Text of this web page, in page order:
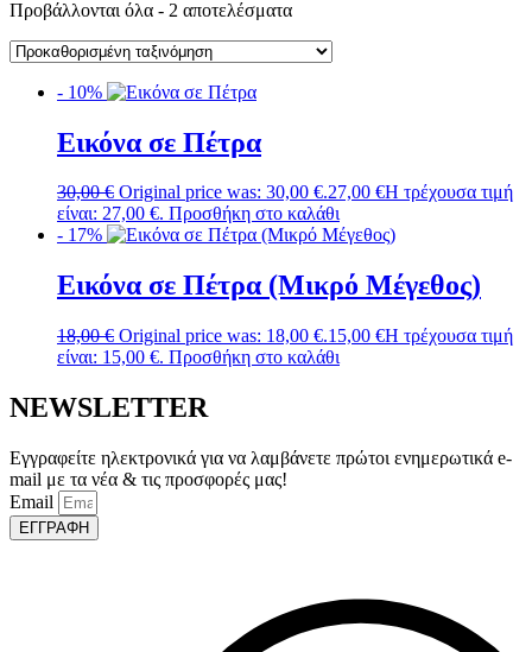
Προβάλλονται όλα - 2 αποτελέσματα
- 10%
Εικόνα σε Πέτρα
30,00€ Original price was: 30,00 €.27,00 €Η τρέχουσα τιμή
είναι: 27,00 €. Προσθήκη στο καλάθι
- 17%
Εικόνα σε Πέτρα (Μικρό Μέγεθος)
18,00€ Original price was: 18,00 €.15,00 €Η τρέχουσα τιμή
είναι: 15,00 €. Προσθήκη στο καλάθι
NEWSLETTER
Εγγραφείτε ηλεκτρονικά για να λαμβάνετε πρώτοι ενημερωτικά e-
mail με τα νέα & τις προσφορές μας!
Email
ΕΓΓΡΑΦΗ